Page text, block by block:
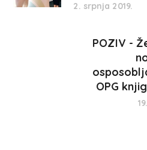
2. srpnja 2019.
POZIV -
OPG